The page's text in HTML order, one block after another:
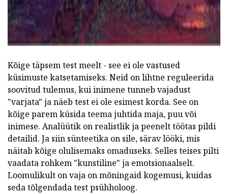
Kõige täpsem test meelt - see ei ole vastused
küsimuste katsetamiseks. Neid on lihtne reguleerida
soovitud tulemus, kui inimene tunneb vajadust
"varjata" ja näeb test ei ole esimest korda. See on
kõige parem küsida teema juhtida maja, puu või
inimese. Analüütik on realistlik ja peenelt töötas pildi
detailid. Ja siin sünteetika on sile, särav lööki, mis
näitab kõige olulisemaks omaduseks. Selles teises pilti
vaadata rohkem "kunstiline" ja emotsionaalselt.
Loomulikult on vaja on mõningaid kogemusi, kuidas
seda tõlgendada test psühholoog.